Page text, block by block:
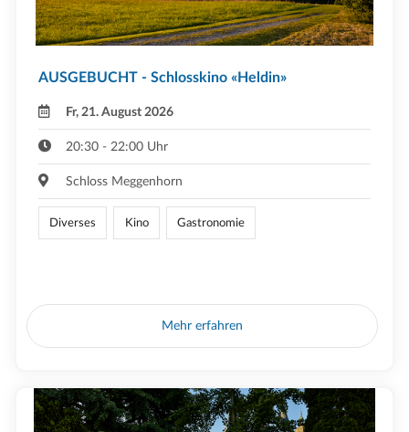
AUSGEBUCHT - Schlosskino «Heldin»
Fr, 21. August 2026
20:30 - 22:00 Uhr
Schloss Meggenhorn
Diverses Kino Gastronomie
Mehr erfahren